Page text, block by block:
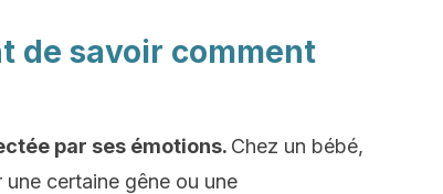
de savoir comment
par ses émotions. Chez un bébé,
une certaine gêne ou une